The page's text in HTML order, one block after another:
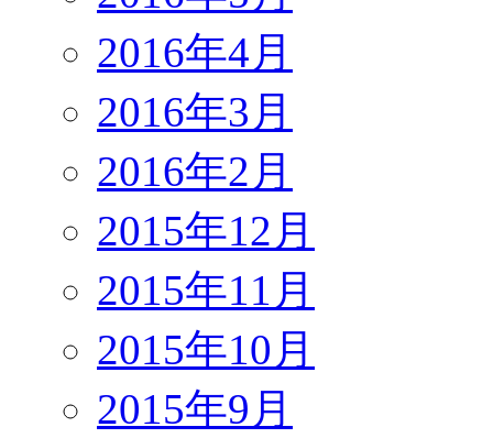
2016年4月
2016年3月
2016年2月
2015年12月
2015年11月
2015年10月
2015年9月